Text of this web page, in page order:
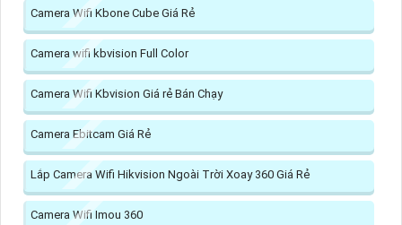
Camera Wifi Kbone Cube Giá Rẻ
Camera wifi kbvision Full Color
Camera Wifi Kbvision Giá rẻ Bán Chạy
Camera Ebitcam Giá Rẻ
Lắp Camera Wifi Hikvision Ngoài Trời Xoay 360 Giá Rẻ
Camera Wifi Imou 360